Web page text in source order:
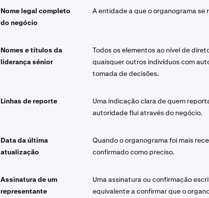
Nome legal completo
do negócio
A entidade a que o organograma se
Nomes e títulos da
liderança sénior
Todos os elementos ao nível de
quaisquer outros indivíduos com
tomada de decisões.
Linhas de reporte
Uma indicação clara de quem
autoridade flui através do negócio.
Data da última
atualização
Quando o organograma foi mais
confirmado como preciso.
Assinatura de um
representante
Uma assinatura ou confirmação
equivalente a confirmar que o